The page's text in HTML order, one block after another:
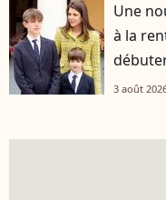
Une
à la
3 août